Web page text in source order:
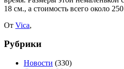
18 см., а стоимость всего около
От Vica,
Рубрики
Новости (330)